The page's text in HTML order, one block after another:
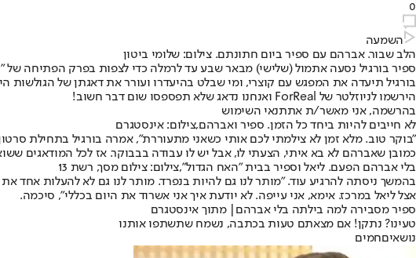
0
השמעה
הלב שבור. אברהם עם ספיר ביום חתונתם. צילום: שלומי ביטון
ספיר בורגיל נסעה אתמול (שלישי) מבאר שבע עד לרמלה כדי לצפות בפרק הפתיחה
בורגיל תיעדה את המפגש עם קוצרי, ומי שבלט בהיעדרו ועורר את דאגתן של
הירשמו לניוזלטר של ForReal ואנחנו נדאג שלא תפספסו שום דבר חשוב!
בהרשמה, אני מאשר/ת אתתנאי השימוש
לא חייבים להיות ביחד כל הזמן. ספיר ואברהם,צילום: אינסטגרם
"בוקר טוב. מלא זמן לא צילמתי לכם אותי כשאני מתעוררת", אמרה בורגיל בתחילת
כמובן שאברהם לא בא איתי, הצעתי לו, אבל יש לו עבודה בבבוקר. אז לכל המודאגים
בלי אברהם הפעם. ליאל וספיר בבית "האח הגדול",צילום: צילום מסך, רשת 13
בהמשך ניסתה להרגיע עוד. "מותר לנו גם להיות בנפרד. מותר לנו גם לא להעלות אחד
אצל ליאל במרכז. אימא, אני עייפה. לא יודעת איך אני אשרוד את היום בכללי", סיכמה.
ספיר מסבירה למה בילתה בלי אברהם| מתוך אינסטגרם
טעינו? נתקן! אם מצאתם טעות בכתבה, נשמח שתשתפו אותנו
נושאיםחמים